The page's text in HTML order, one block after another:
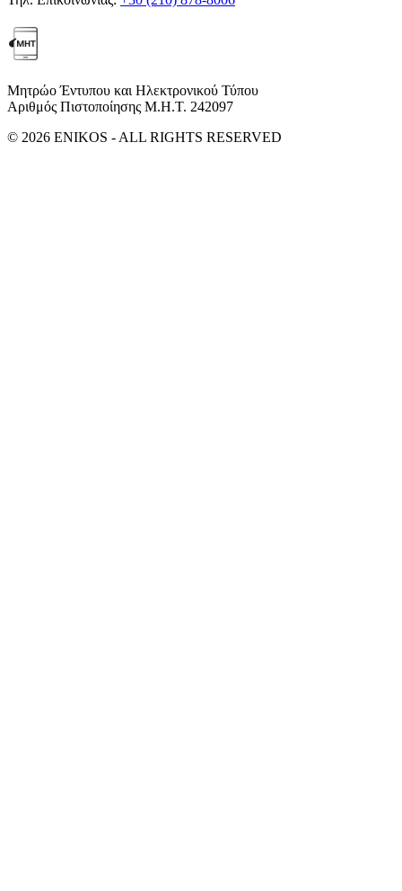
Μητρώο Έντυπου και Ηλεκτρονικού Τύπου
Αριθμός Πιστοποίησης Μ.Η.Τ. 242097
© 2026 ENIKOS - ALL RIGHTS RESERVED